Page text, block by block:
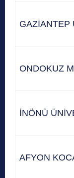
GAZİANTEP
ONDOKUZ
İNÖNÜ
AFYON